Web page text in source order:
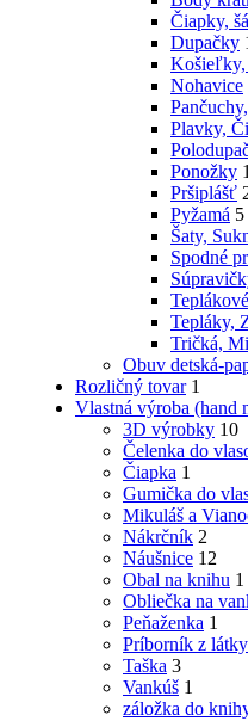
Čiapky,
Dupačky
Košieľky,
Nohavice
Plavky,
Ponožky
Pršiplášť
Pyžamá 5
Šaty,
Spodné
Tepláky,
Tričká,
Obuv detská-
Rozličný tovar 1
Vlastná výroba (hand
3D výrobky 10
Čelenka do
Čiapka 1
Gumička do
Mikuláš a
Nákrčník 2
Náušnice 12
Obal na knihu 1
Obliečka na
Peňaženka 1
Príborník z látky
Taška 3
Vankúš 1
záložka do